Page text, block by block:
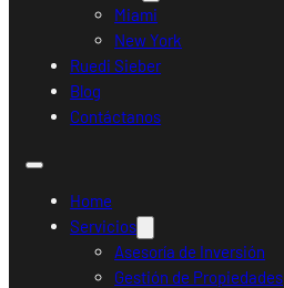
Miami
New York
Ruedi Sieber
Blog
Contáctanos
Home
Servicios
Asesoría de Inversión
Gestión de Propiedades